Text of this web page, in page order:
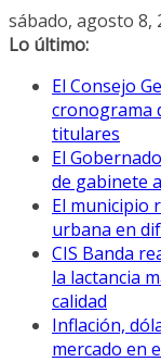
Saltar
al
sábado, agosto 8,
Lo último:
El Consejo
cronograma
titulares
El
de gabinete
El municipio
urbana en
CIS Banda
la lactancia
calidad
Inflación,
mercado en